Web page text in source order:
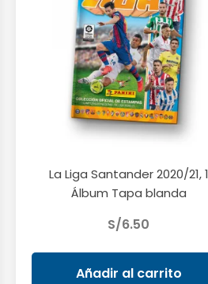
La Liga Santander 2020/21, 1
Álbum Tapa blanda
S/6.50
Añadir al carrito